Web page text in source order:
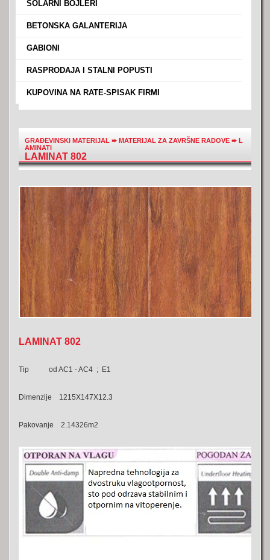
SOLARNI BOJLERI
BETONSKA GALANTERIJA
GABIONI
RASPRODAJA I STALNI POPUSTI
KUPOVINA NA RATE-SPISAK FIRMI
GRAĐEVINSKI MATERIJAL ➨MATERIJAL ZA ZAVRŠNE RADOVE ➨L
AMINATI
LAMINAT 802
LAMINAT 802
Tip od AC1 - AC4 ; E1
Dimenzije 1215X147X12.3
Pakovanje 2.14326m2